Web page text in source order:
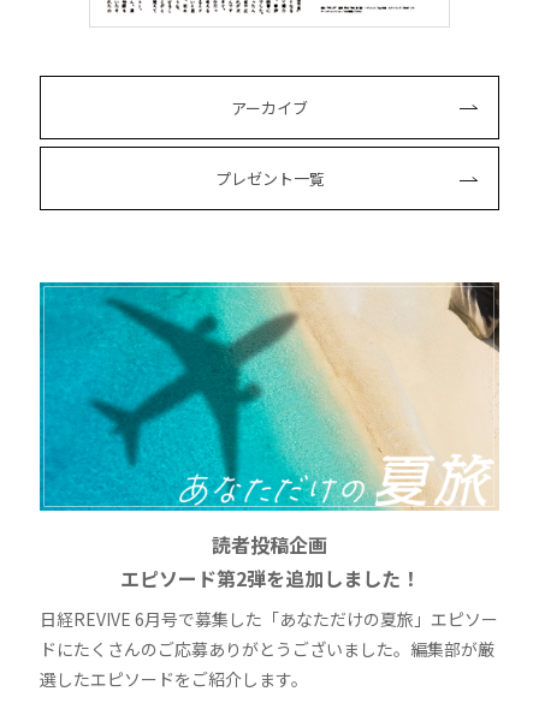
アーカイブ
プレゼント一覧
読者投稿企画
エピソード第2弾を追加しました！
日経REVIVE 6月号で募集した「あなただけの夏旅」エピソー
ドにたくさんのご応募ありがとうございました。編集部が厳
選したエピソードをご紹介します。